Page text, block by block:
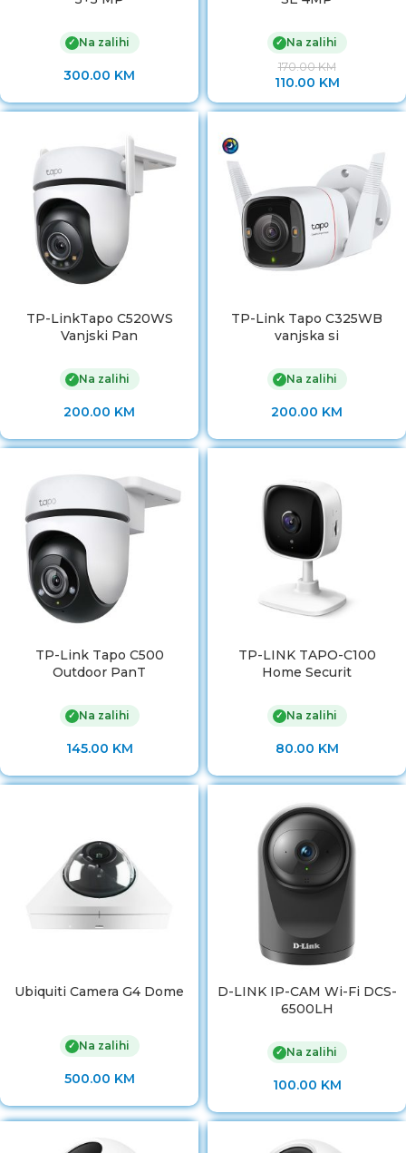
✓ Na zalihi
300.00 KM
✓ Na zalihi
170.00KM
110.00 KM
TP-LinkTapo C520WS
Vanjski Pan
✓ Na zalihi
200.00 KM
TP-Link Tapo C325WB
vanjska si
✓ Na zalihi
200.00 KM
TP-Link Tapo C500
Outdoor PanT
✓ Na zalihi
145.00 KM
TP-LINK TAPO-C100
Home Securit
✓ Na zalihi
80.00 KM
Ubiquiti Camera G4 Dome
✓ Na zalihi
500.00 KM
D-LINK IP-CAM Wi-Fi DCS-
6500LH
✓ Na zalihi
100.00 KM